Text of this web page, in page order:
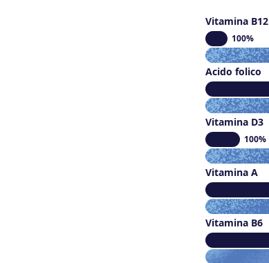
Vitamina B12
100%
Acido folico
Vitamina D3
100%
Vitamina A
Vitamina B6